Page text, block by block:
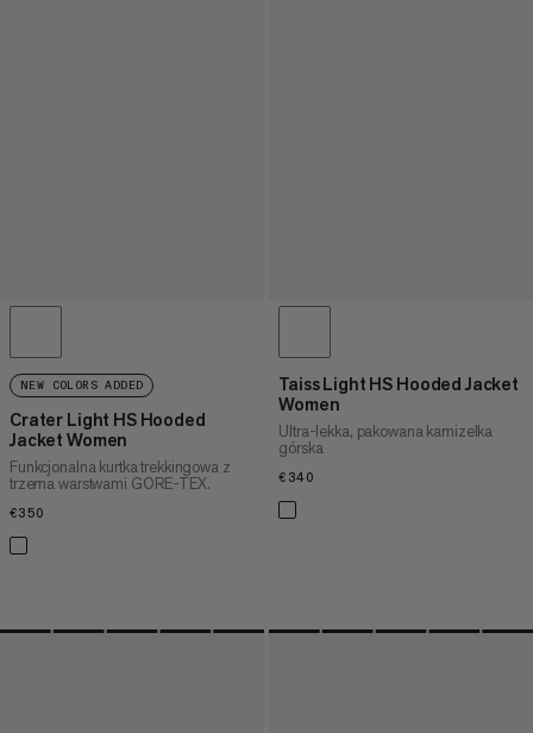
NEW COLORS ADDED
Crater Light HS Hooded
Jacket Women
Funkcjonalna kurtka trekkingowa z
trzema warstwami GORE-TEX.
€350
Taiss Light HS Hooded Jacket
Women
Ultra-lekka, pakowana kamizelka
górska
€340